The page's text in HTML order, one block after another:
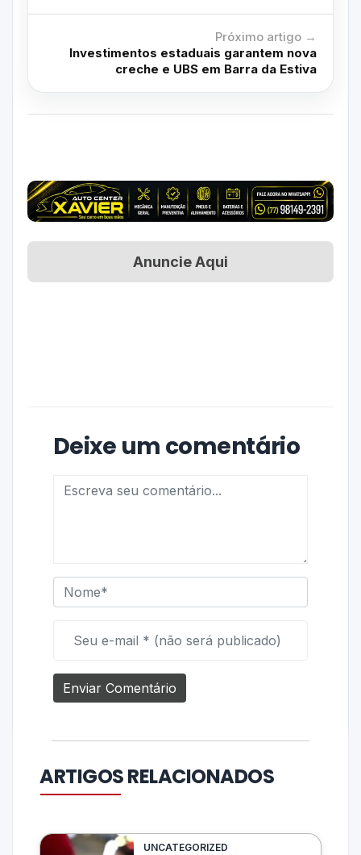
Próximo artigo →
Investimentos estaduais garantem nova
creche e UBS em Barra da Estiva
Anuncie Aqui
Deixe um comentário
ARTIGOS RELACIONADOS
UNCATEGORIZED